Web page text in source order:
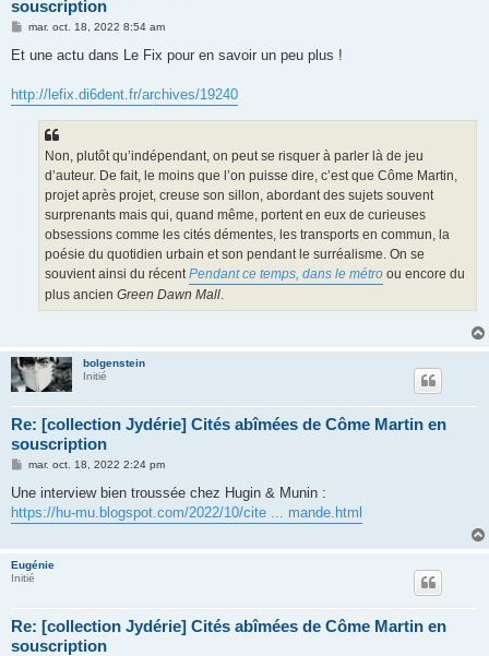
souscription
M
s
g
e
mar. oct. 18, 2022 8:54 am
Et une actu dans Le Fix pour en savoir un peu plus !
http://lefix.di6dent.fr/archives/19240
Non, plutôt qu’indépendant, on peut se risquer à parler là de jeu
d’auteur. De fait, le moins que l’on puisse dire, c’est que Côme Martin,
projet après projet, creuse son sillon, abordant des sujets souvent
surprenants mais qui, quand même, portent en eux de curieuses
obsessions comme les cités démentes, les transports en commun, la
poésie du quotidien urbain et son pendant le surréalisme. On se
souvient ainsi du récent Pendant ce temps, dans le métro ou encore du
plus ancien Green Dawn Mall
bolgenstein
Initié
Re: [collection Jydérie] Cités abîmées de Côme Martin en
souscription
M
s
a
mar. oct. 18, 2022 2:24 pm
Une interview bien troussée chez Hugin & Munin :
https://hu-mu.blogspot.com/2022/10/cite ... mande.html
Eugénie
Initié
Re: [collection Jydérie] Cités abîmées de Côme Martin en
souscription